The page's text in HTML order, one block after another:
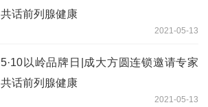
共话前列腺健康
2021-05-13
5·10以岭品牌日|成大方圆连锁邀请专家
共话前列腺健康
2021-05-13